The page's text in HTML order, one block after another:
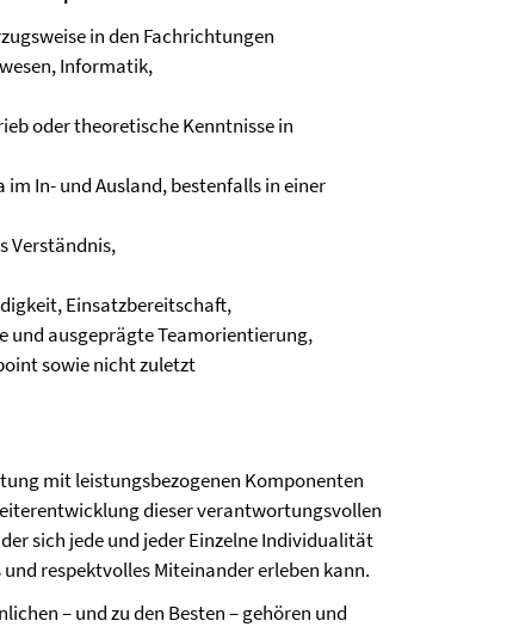
in den Fachrichtungen
Informatik,
oder theoretische Kenntnisse in
In- und Ausland, bestenfalls in einer
Verständnis,
Einsatzbereitschaft,
ausgeprägte Teamorientierung,
sowie nicht zuletzt
mit leistungsbezogenen Komponenten
dieser verantwortungsvollen
sich jede und jeder Einzelne Individualität
respektvolles Miteinander erleben kann.
– und zu den Besten – gehören und